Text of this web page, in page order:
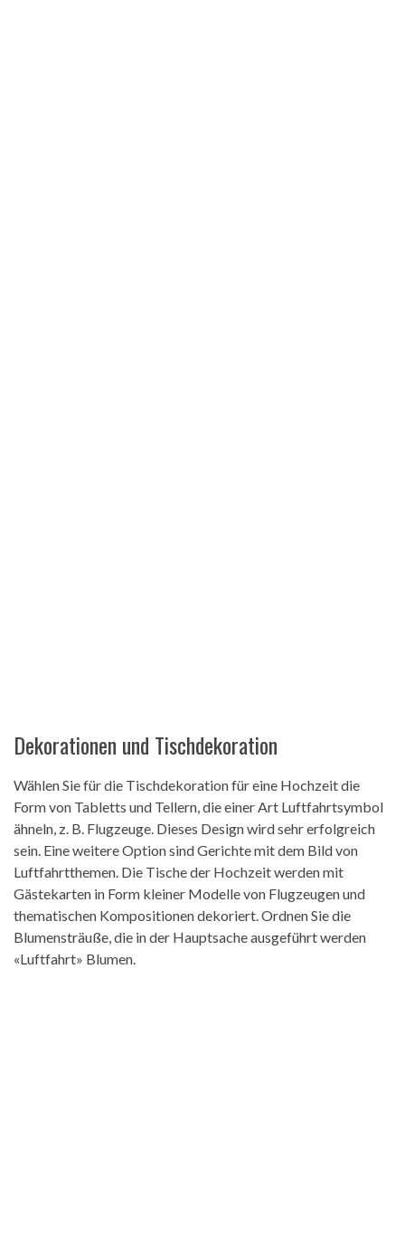
Dekorationen und Tischdekoration
Wählen Sie für die Tischdekoration für eine Hochzeit die
Form von Tabletts und Tellern, die einer Art Luftfahrtsymbol
ähneln, z. B. Flugzeuge. Dieses Design wird sehr erfolgreich
sein. Eine weitere Option sind Gerichte mit dem Bild von
Luftfahrtthemen. Die Tische der Hochzeit werden mit
Gästekarten in Form kleiner Modelle von Flugzeugen und
thematischen Kompositionen dekoriert. Ordnen Sie die
Blumensträuße, die in der Hauptsache ausgeführt werden
«Luftfahrt» Blumen.